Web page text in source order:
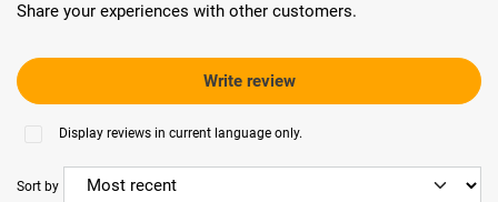
Share your experiences with other customers.
Write review
Display reviews in current language only.
Sort by